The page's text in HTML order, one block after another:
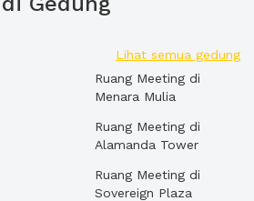
Lihat semua gedung
Ruang Meeting di
Menara Mulia
Ruang Meeting di
Alamanda Tower
Ruang Meeting di
Sovereign Plaza